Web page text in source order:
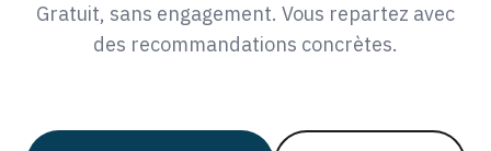
Gratuit, sans engagement. Vous repartez avec
des recommandations concrètes.